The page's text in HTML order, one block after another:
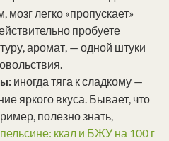
мозг легко «пропускает»
пробуете
аромат, — одной штуки
иногда тяга к сладкому —
яркого вкуса. Бывает, что
полезно знать,
ккал и БЖУ на 100 г